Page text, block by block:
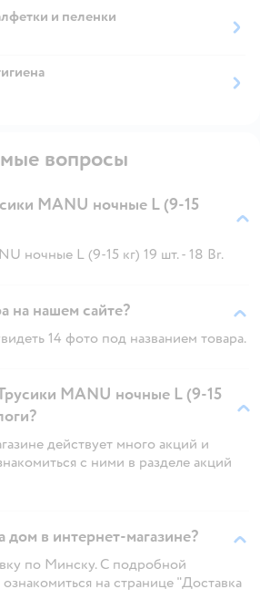
и пеленки
вопросы
MANU ночные L (9-15
ночные L (9-15 кг) 19 шт. - 18 Br.
на нашем сайте?
14 фото под названием товара.
MANU ночные L (9-15
действует много акций и
с ними в разделе акций
дом в интернет-магазине?
по Минску. С подробной
на странице "Доставка